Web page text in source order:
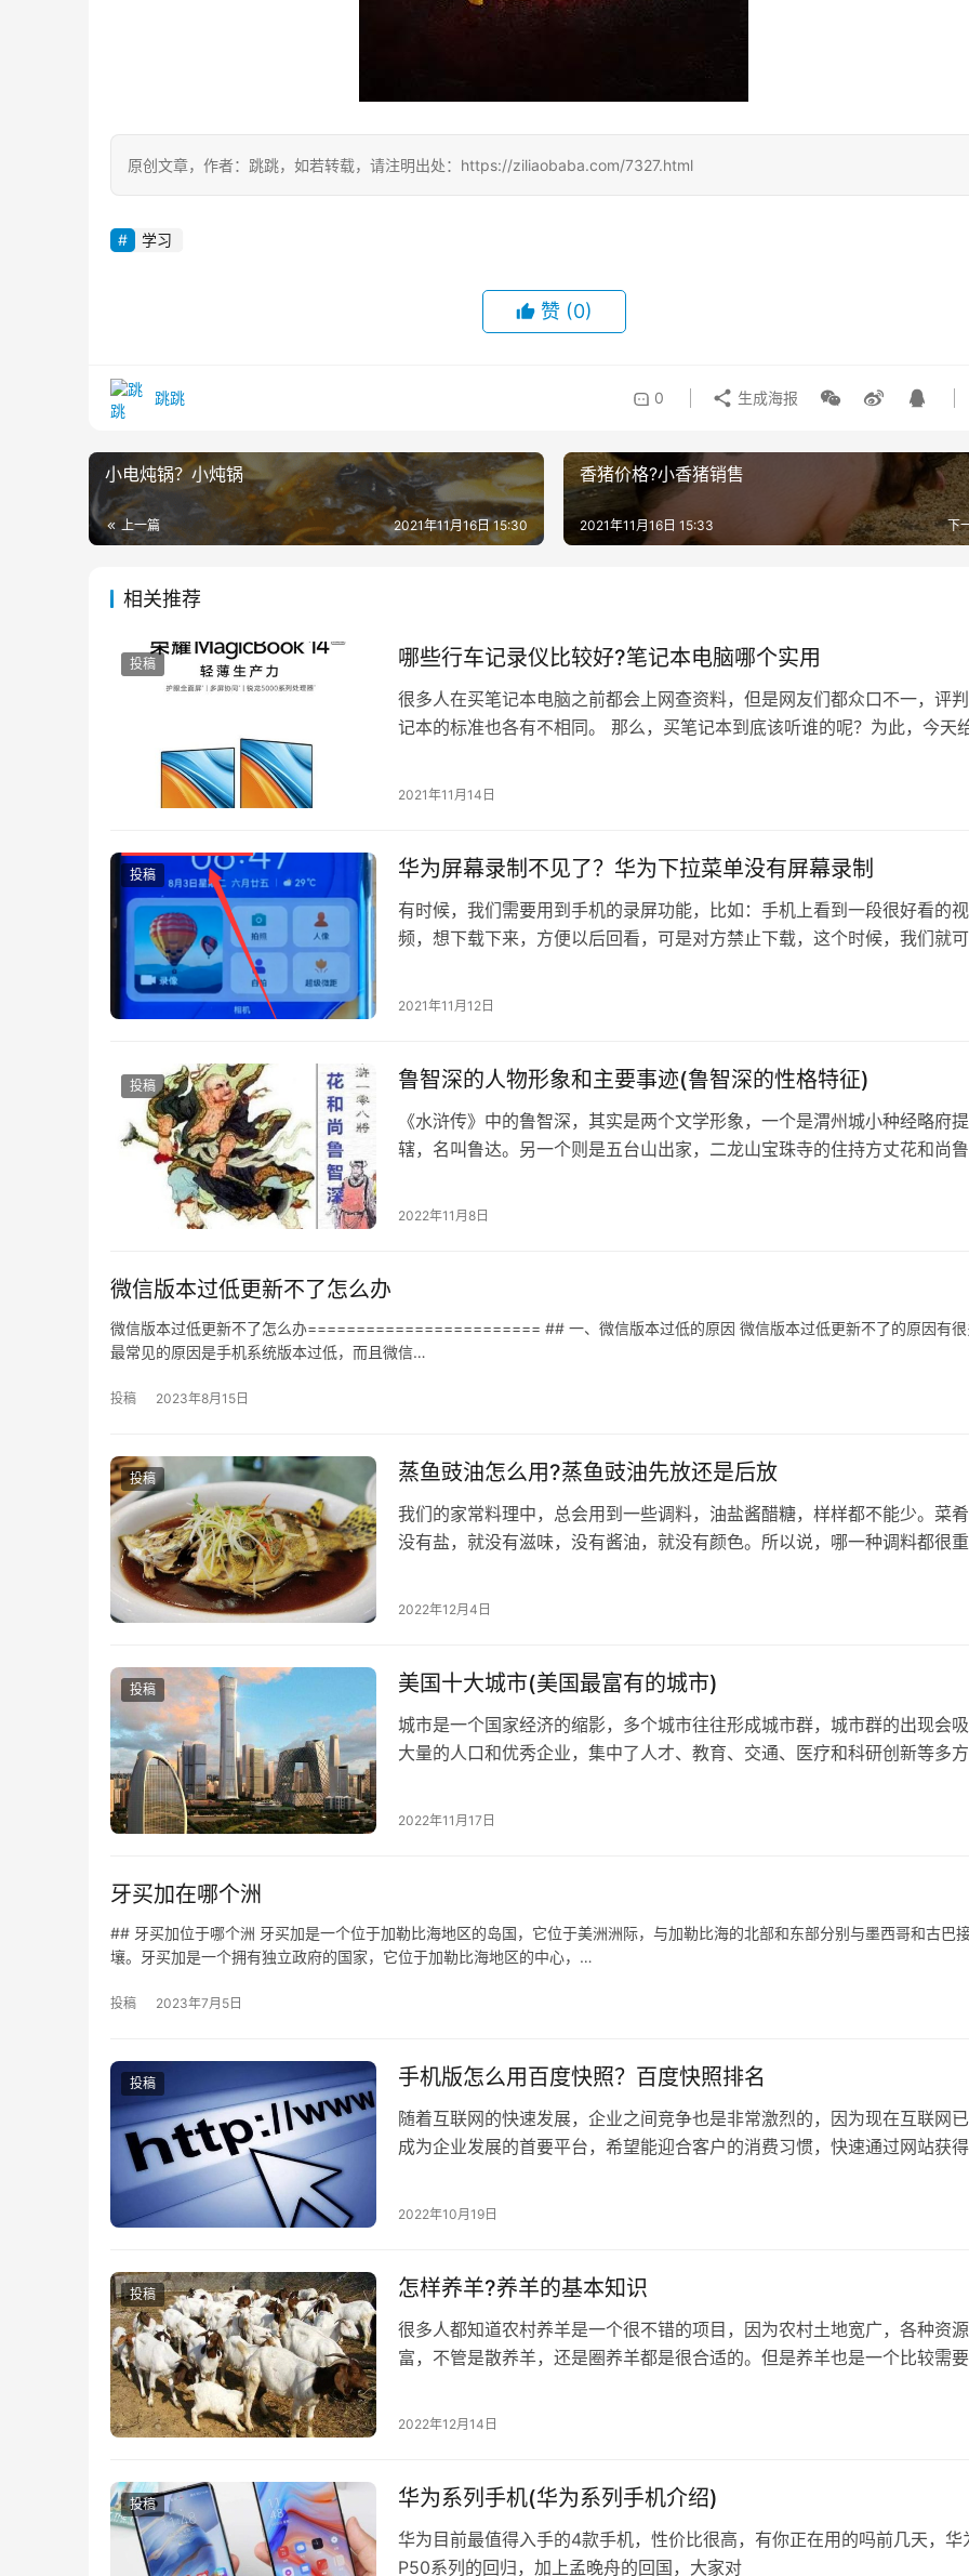
原创文章，作者：跳跳，如若转载，请注明出处：https://ziliaobaba.com/7327.html
学习
赞 (0)
跳跳 0 生成海报
小电炖锅？小炖锅
上一篇 2021年11月16日 15:30
香猪价格?小香猪销售
下
2021年11月16日 15:33
相关推荐
投稿 哪些行车记录仪比较好?笔记本电脑哪个实用
很多人在买笔记本电脑之前都会上网查资料，但是网友们都众口不一，评
记本的标准也各有不相同。 那么，买笔记本到底该听谁的呢？为此，今天
2021年11月14日
投稿 华为屏幕录制不见了？华为下拉菜单没有屏幕录制
有时候，我们需要用到手机的录屏功能，比如：手机上看到一段很好看的视
频，想下载下来，方便以后回看，可是对方禁止下载，这个时候，我们就
2021年11月12日
投稿 鲁智深的人物形象和主要事迹(鲁智深的性格特征)
《水浒传》中的鲁智深，其实是两个文学形象，一个是渭州城小种经略府提
辖，名叫鲁达。另一个则是五台山出家，二龙山宝珠寺的住持方丈花和尚
2022年11月8日
微信版本过低更新不了怎么办
微信版本过低更新不了怎么办======================== ## 一、微信版本过低的原因 微信版本过低更新不了的原因有
最常见的原因是手机系统版本过低，而且微信…
投稿 2023年8月15日
投稿 蒸鱼豉油怎么用?蒸鱼豉油先放还是后放
我们的家常料理中，总会用到一些调料，油盐酱醋糖，样样都不能少。菜
没有盐，就没有滋味，没有酱油，就没有颜色。所以说，哪一种调料都很重
2022年12月4日
投稿 美国十大城市(美国最富有的城市)
城市是一个国家经济的缩影，多个城市往往形成城市群，城市群的出现会
大量的人口和优秀企业，集中了人才、教育、交通、医疗和科研创新等多
2022年11月17日
牙买加在哪个洲
## 牙买加位于哪个洲 牙买加是一个位于加勒比海地区的岛国，它位于美洲洲际，与加勒比海的北部和东部分别与墨西哥和古巴
壤。牙买加是一个拥有独立政府的国家，它位于加勒比海地区的中心，…
投稿 2023年7月5日
投稿 手机版怎么用百度快照？百度快照排名
随着互联网的快速发展，企业之间竞争也是非常激烈的，因为现在互联网
成为企业发展的首要平台，希望能迎合客户的消费习惯，快速通过网站获
2022年10月19日
投稿 怎样养羊?养羊的基本知识
很多人都知道农村养羊是一个很不错的项目，因为农村土地宽广，各种资
富，不管是散养羊，还是圈养羊都是很合适的。但是养羊也是一个比较需
2022年12月14日
投稿 华为系列手机(华为系列手机介绍)
华为目前最值得入手的4款手机，性价比很高，有你正在用的吗前几天，华
P50系列的回归，加上孟晚舟的回国，大家对